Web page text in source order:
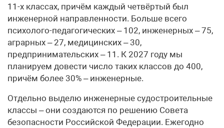
11-х классах, причём каждый четвёртый был
инженерной направленности. Больше всего
психолого-педагогических – 102, инженерных – 75,
аграрных – 27, медицинских – 30,
предпринимательских – 11. К 2027 году мы
планируем довести число таких классов до 400,
причём более 30% – инженерные.
Отдельно выделю инженерные судостроительные
классы – они создаются по решению Совета
безопасности Российской Федерации. Ежегодно